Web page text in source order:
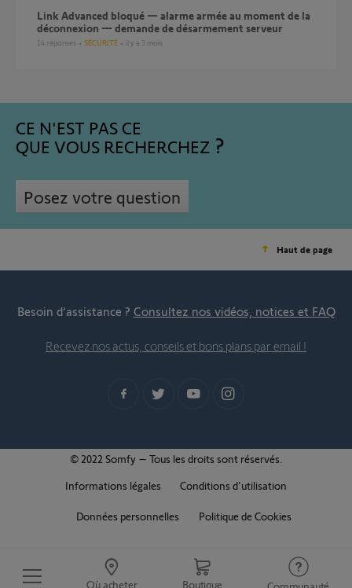
Où acheter Boutique
Link Advanced bloqué — alarme armée au moment de la
déconnexion — demande de désarmement serveur
14 réponses SÉCURITÉ il y a 3 mois
CE N'EST PAS CE
QUE VOUS RECHERCHEZ
Posez votre question
Haut de page
Besoin d’assistance ? Consultez nos vidéos, notices et FAQ
Recevez nos actus, conseils et bons plans par email !
© 2022 Somfy – Tous les droits sont réservés.
Informations légales
Conditions d'utilisation
Données personnelles Politique de Cookies